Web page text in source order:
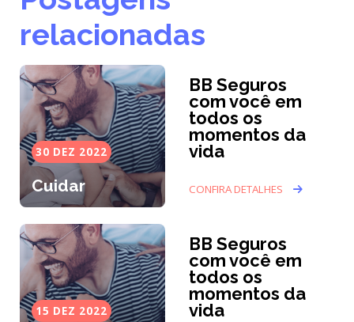
relacionadas
30 DEZ 2022
Cuidar
BB Seguros
com você em
todos os
momentos da
vida
CONFIRA DETALHES
15 DEZ 2022
BB Seguros
com você em
todos os
momentos da
vida